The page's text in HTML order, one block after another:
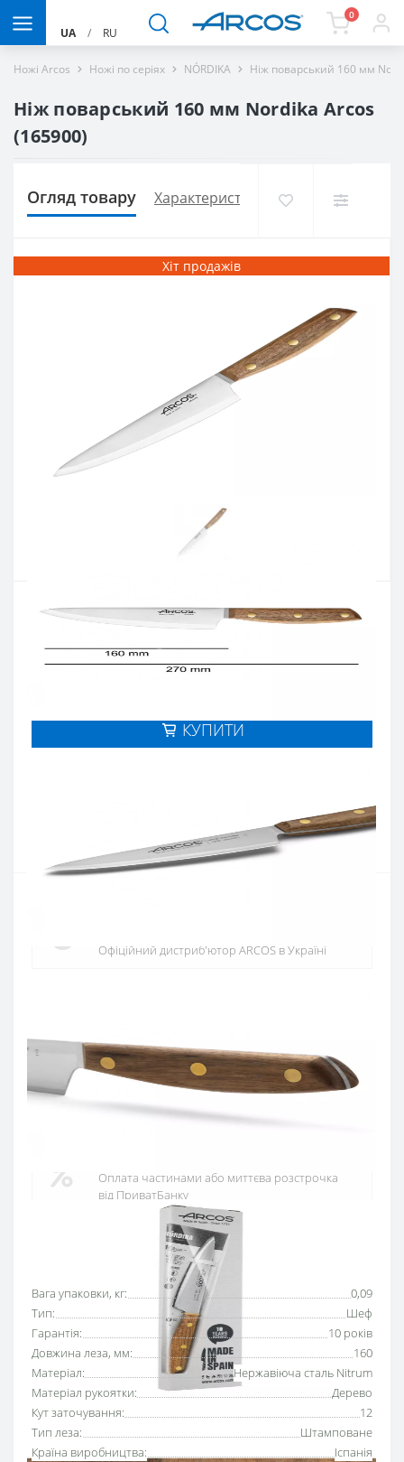
UA / RU
0
Ножі Arcos Ножі по серіях NÓRDIKA Ніж поварський 160 мм
Ніж поварський 160 мм Nordika Arcos
(165900)
Огляд товару Характеристики Доставка і
Хіт продажів
Артикул:165900
Є в наявності
Цiна 1 916 грн.
КУПИТИ
Купити
Основні характеристики
Вага упаковки, кг:
0,09
Тип:
Шеф
Гарантія:
10 років
Довжина леза, мм:
160
Матеріал:
Нержавіюча сталь Nitrum
Матеріал рукоятки:
Дерево
Кут заточування:
12
Тип леза:
Штамповане
Країна виробництва:
Іспанія
Офіційний дистриб'ютор ARCOS в Україні
Гарантія якості
10 років гарантія на ножі
Оплата частинами або миттєва розстрочка
від ПриватБанку